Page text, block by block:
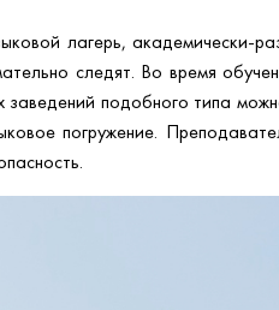
лагерь, академически-
следят. Во время
подобного типа
погружение.